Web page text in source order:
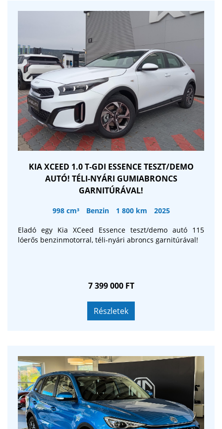
KIA XCEED 1.0 T-GDI ESSENCE TESZT/DEMO
AUTÓ! TÉLI-NYÁRI GUMIABRONCS
GARNITÚRÁVAL!
998 cm³ Benzin 1 800 km 2025
Eladó egy Kia XCeed Essence teszt/demo autó 115
lóerős benzinmotorral, téli-nyári abroncs garnitúrával!
7 399 000 FT
Részletek